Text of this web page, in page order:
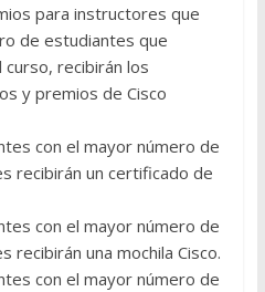
para instructores que
de estudiantes que
recibirán los
y premios de Cisco
con el mayor número de
recibirán un certificado de
con el mayor número de
recibirán una mochila Cisco.
con el mayor número de